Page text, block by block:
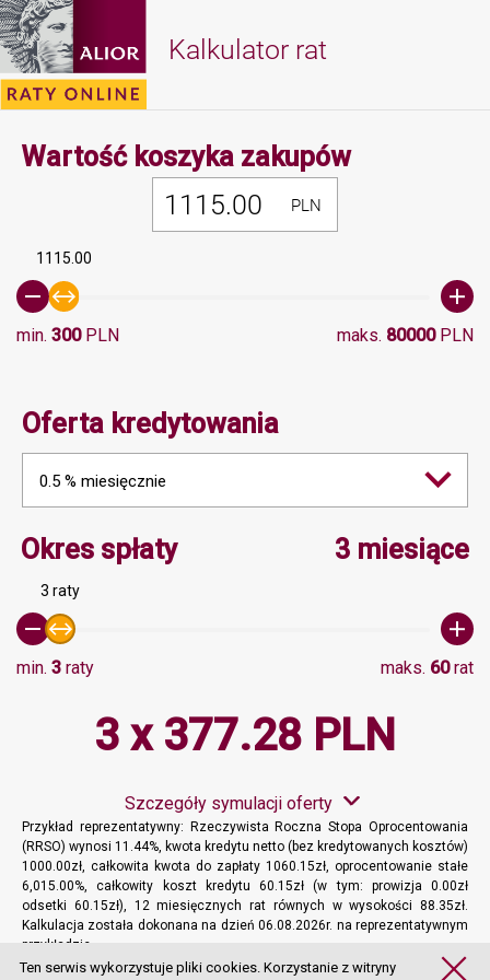
Kalkulator rat
Wartość koszyka zakupówMinimalna
PLN
1115.00
min. 300PLN maks. 80000PLN
Oferta kredytowania
0.5 % miesięcznie
Okres spłatyMinimalna wartość 3,
3 miesiące
3 raty
min. 3 raty maks. 60rat
3 x 377.28 PLN
Szczegóły symulacji oferty
Przykład reprezentatywny: Rzeczywista Roczna Stopa Oprocentowania
(RRSO) wynosi 11.44%, kwota kredytu netto (bez kredytowanych kosztów)
1000.00zł, całkowita kwota do zapłaty 1060.15zł, oprocentowanie stałe
6,015.00%, całkowity koszt kredytu 60.15zł (w tym: prowizja 0.00zł
odsetki 60.15zł), 12 miesięcznych rat równych w wysokości 88.35zł.
Kalkulacja została dokonana na dzień 06.08.2026r. na reprezentatywnym
przykładzie.
Więcej informacji
Ten serwis wykorzystuje pliki cookies. Korzystanie z witryny